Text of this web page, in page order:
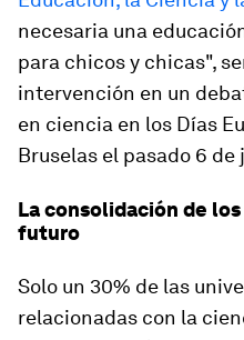
necesaria una
para chicos y chicas",
intervención en un
en ciencia en los Días
Bruselas el pasado 6 de
La consolidación de
futuro
Solo un 30% de las
relacionadas con la